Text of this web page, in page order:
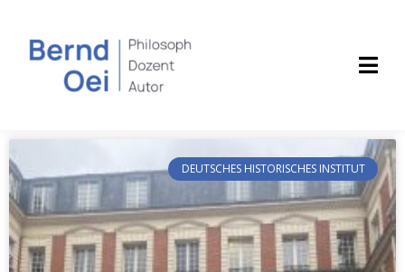
DEUTSCHES HISTORISCHES INSTITUT